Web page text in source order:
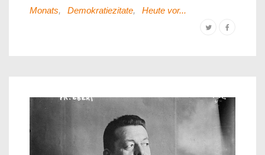
Monats, Demokratiezitate, Heute vor...